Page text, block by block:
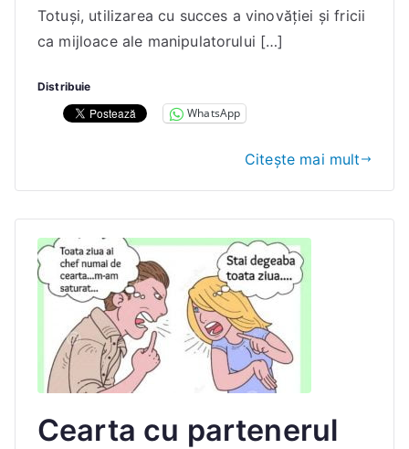
E
l
n
Totuşi, utilizarea cu succes a vinovăţiei şi fricii
ca mijloace ale manipulatorului […]
Distribuie
WhatsApp
Citește mai mult
Cearta cu partenerul